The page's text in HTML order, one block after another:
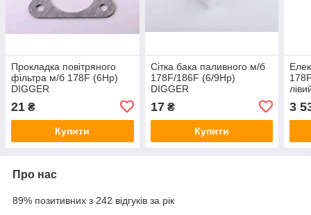
Прокладка повітряного
фільтра м/б 178F (6Hp)
DIGGER
21 ₴
Купити
Сітка бака паливного м/б
178F/186F (6/9Hp)
DIGGER
17₴
Купити
3
Про нас
89% позитивних з 242 відгуків за рік